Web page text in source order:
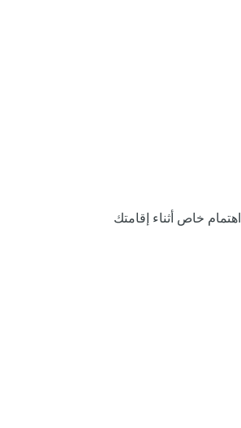
اهتمام خاص أثناء إقامتك